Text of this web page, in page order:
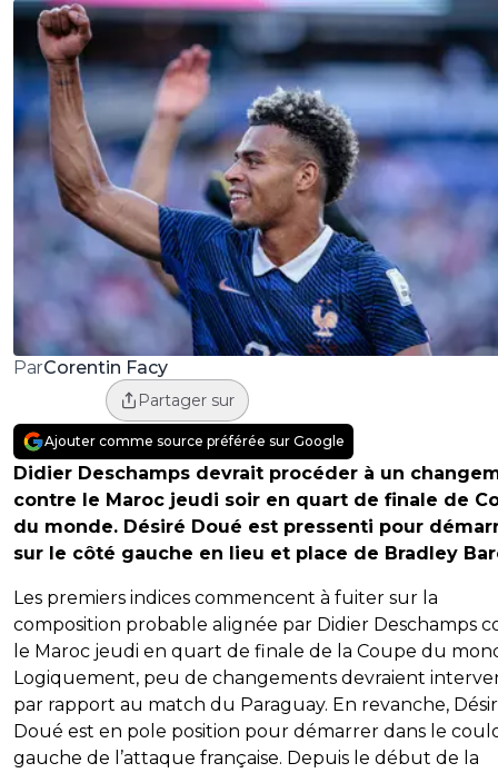
ParCorentin Facy
Partager sur
Ajouter comme source préférée sur Google
Didier Deschamps devrait procéder à un
contre le Maroc jeudi soir en quart de finale de
du monde. Désiré Doué est pressenti pour
sur le côté gauche en lieu et place de Bradley
Les premiers indices commencent à fuiter sur la
composition probable alignée par Didier Deschamps
le Maroc jeudi en quart de finale de la Coupe du
Logiquement, peu de changements devraient
par rapport au match du Paraguay. En revanche,
Doué est en pole position pour démarrer dans le
gauche de l’attaque française. Depuis le début de la